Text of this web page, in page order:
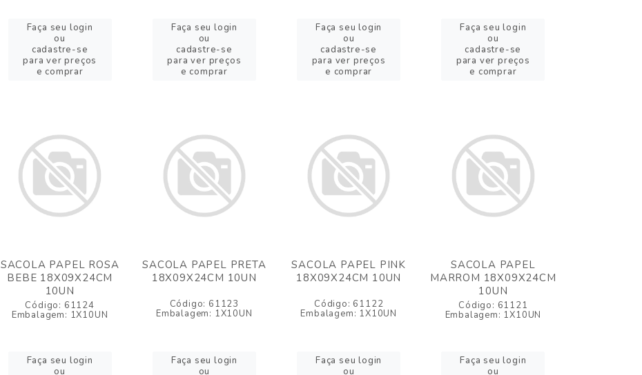
Faça seu login
ou
cadastre-se
para ver preços
e comprar
Faça seu login
ou
cadastre-se
para ver preços
e comprar
Faça seu login
ou
cadastre-se
para ver preços
e comprar
Faça seu login
ou
cadastre-se
para ver preços
e comprar
SACOLA PAPEL ROSA
BEBE 18X09X24CM
10UN
Código: 61124
Embalagem: 1X10UN
Faça seu login
ou
SACOLA PAPEL PRETA
18X09X24CM 10UN
Código: 61123
Embalagem: 1X10UN
Faça seu login
ou
SACOLA PAPEL PINK
18X09X24CM 10UN
Código: 61122
Embalagem: 1X10UN
Faça seu login
ou
SACOLA PAPEL
MARROM 18X09X24CM
10UN
Código: 61121
Embalagem: 1X10UN
Faça seu login
ou